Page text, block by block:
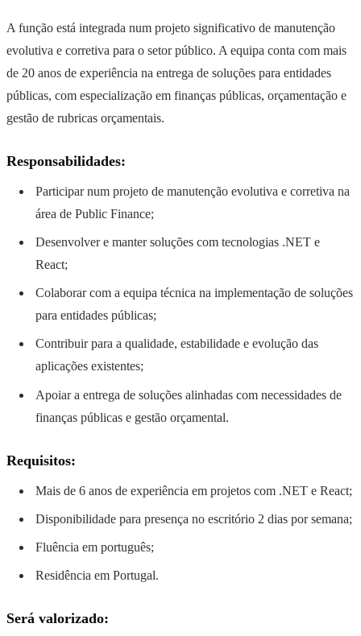
A função está integrada num projeto significativo de manutenção
evolutiva e corretiva para o setor público. A equipa conta com mais
de 20 anos de experiência na entrega de soluções para entidades
públicas, com especialização em finanças públicas, orçamentação e
gestão de rubricas orçamentais.
Responsabilidades:
Participar num projeto de manutenção evolutiva e corretiva na
área de Public Finance;
Desenvolver e manter soluções com tecnologias .NET e
React;
Colaborar com a equipa técnica na implementação de soluções
para entidades públicas;
Contribuir para a qualidade, estabilidade e evolução das
aplicações existentes;
Apoiar a entrega de soluções alinhadas com necessidades de
finanças públicas e gestão orçamental.
Requisitos:
Mais de 6 anos de experiência em projetos com .NET e React;
Disponibilidade para presença no escritório 2 dias por semana;
Fluência em português;
Residência em Portugal.
Será valorizado: